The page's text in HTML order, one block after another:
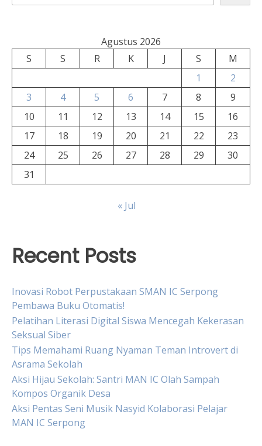
Agustus 2026
S
S R K J S
M
1
2
3
4 5 6 7 8
9
10
11 12 13 14 15
16
17
18 19 20 21 22
23
24
25 26 27 28 29
30
31
« Jul
Recent Posts
Inovasi Robot Perpustakaan SMAN IC Serpong
Pembawa Buku Otomatis!
Pelatihan Literasi Digital Siswa Mencegah Kekerasan
Seksual Siber
Tips Memahami Ruang Nyaman Teman Introvert di
Asrama Sekolah
Aksi Hijau Sekolah: Santri MAN IC Olah Sampah
Kompos Organik Desa
Aksi Pentas Seni Musik Nasyid Kolaborasi Pelajar
MAN IC Serpong